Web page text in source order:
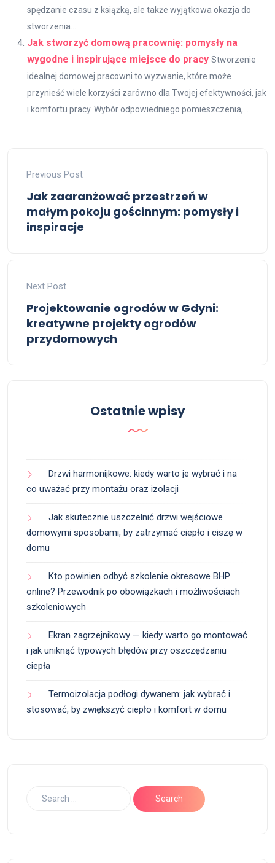
spędzanie czasu z książką, ale także wyjątkowa okazja do
stworzenia...
Jak stworzyć domową pracownię: pomysły na
wygodne i inspirujące miejsce do pracy Stworzenie
idealnej domowej pracowni to wyzwanie, które może
przynieść wiele korzyści zarówno dla Twojej efektywności, jak
i komfortu pracy. Wybór odpowiedniego pomieszczenia,...
Previous Post
Jak zaaranżować przestrzeń w
małym pokoju gościnnym: pomysły i
inspiracje
Next Post
Projektowanie ogrodów w Gdyni:
kreatywne projekty ogrodów
przydomowych
Ostatnie wpisy
Drzwi harmonijkowe: kiedy warto je wybrać i na
co uważać przy montażu oraz izolacji
Jak skutecznie uszczelnić drzwi wejściowe
domowymi sposobami, by zatrzymać ciepło i ciszę w
domu
Kto powinien odbyć szkolenie okresowe BHP
online? Przewodnik po obowiązkach i możliwościach
szkoleniowych
Ekran zagrzejnikowy — kiedy warto go montować
i jak uniknąć typowych błędów przy oszczędzaniu
ciepła
Termoizolacja podłogi dywanem: jak wybrać i
stosować, by zwiększyć ciepło i komfort w domu